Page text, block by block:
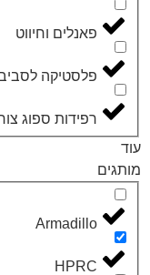
פאנלים וחיווט
פלסטיקה
רפידות ספוג
עוד
מותגים
Armadillo
HPRC